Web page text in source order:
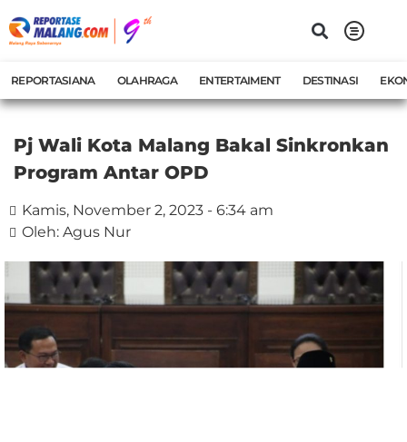
REPORTASIANA OLAHRAGA ENTERTAIMENT DESTINASI
Pj Wali Kota Malang Bakal Sinkronkan
Program Antar OPD
Kamis, November 2, 2023 - 6:34 am
Oleh: Agus Nur